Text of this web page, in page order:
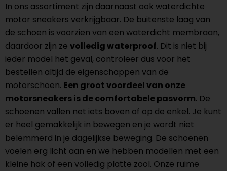
In ons assortiment zijn daarnaast ook waterdichte
motor sneakers verkrijgbaar. De buitenste laag van
de schoen is voorzien van een waterdicht membraan,
daardoor zijn ze volledig waterproof. Dit is niet bij
ieder model het geval, controleer dus voor het
bestellen altijd de eigenschappen van de
motorschoen. Een groot voordeel van onze
motorsneakers is de comfortabele pasvorm. De
schoenen vallen net iets boven of op de enkel. Je kunt
er heel gemakkelijk in bewegen en je wordt niet
belemmerd in je dagelijkse beweging. De schoenen
voelen erg licht aan en we hebben modellen met een
kleine hak of een volledig platte zool. Onze ruime